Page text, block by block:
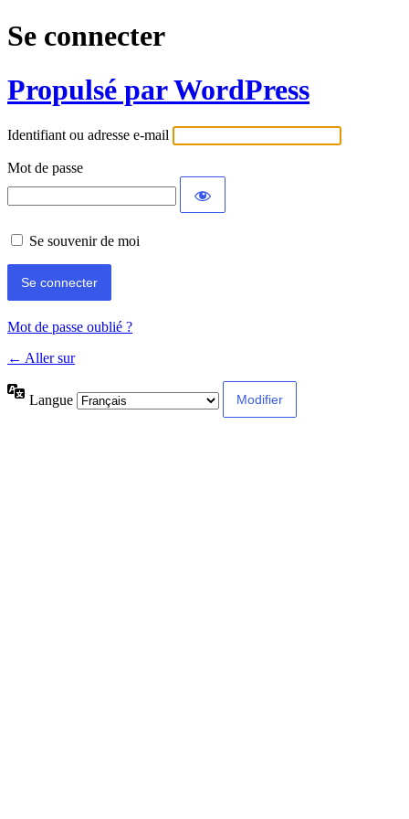
Se connecter
Propulsé par WordPress
Identifiant ou adresse e-mail
Mot de passe
Se souvenir de moi
Mot de passe oublié ?
← Aller sur
Langue